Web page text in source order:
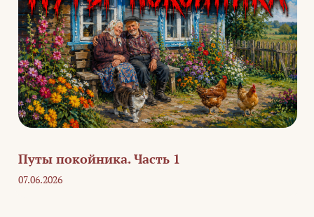
Путы покойника. Часть 1
07.06.2026